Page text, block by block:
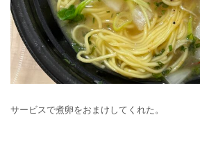
サービスで煮卵をおまけしてくれた。